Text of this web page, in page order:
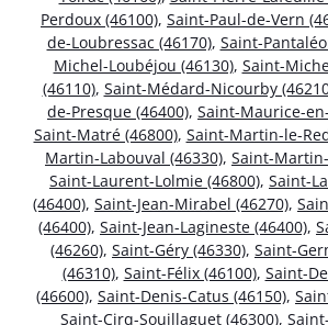
Perdoux (46100), Saint-Paul-de-Vern
de-Loubressac (46170), Saint-
Michel-Loubéjou (46130), Saint-
(46110), Saint-Médard-Nicourby
de-Presque (46400), Saint-Maurice-
Saint-Matré (46800), Saint-Martin-le-
Martin-Labouval (46330), Saint-
Saint-Laurent-Lolmie (46800), Saint-
(46400), Saint-Jean-Mirabel (46270),
(46400), Saint-Jean-Lagineste (46400),
(46260), Saint-Géry (46330), Saint-
(46310), Saint-Félix (46100), Saint-
(46600), Saint-Denis-Catus (46150),
Saint-Cirq-Souillaguet (46300),